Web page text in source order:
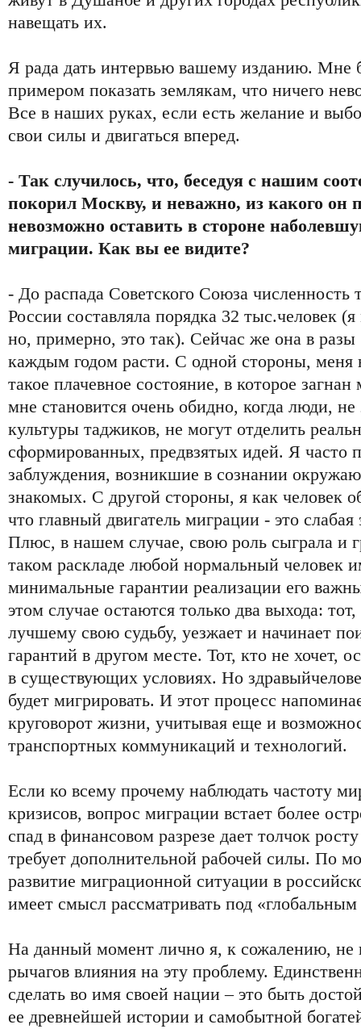
навещать их.
Я рада дать интервью вашему изданию. Мне
примером показать землякам, что ничего
Все в наших руках, если есть желание и
свои силы и двигаться вперед.
- Так случилось, что, беседуя с нашим
покорил Москву, и неважно, из какого он
невозможно оставить в стороне
миграции. Как вы ее видите?
- До распада Советского Союза численность
России составляла порядка 32 тыс.человек
но, примерно, это так). Сейчас же она в
каждым годом расти. С одной стороны, меня
такое плачевное состояние, в которое
мне становится очень обидно, когда люди,
культуры таджиков, не могут отделить
сформированных, предвзятых идей. Я часто
заблуждения, возникшие в сознании
знакомых. С другой стороны, я как человек
что главный двигатель миграции - это слабая
Плюс, в нашем случае, свою роль сыграла и
таком раскладе любой нормальный человек
минимальные гарантии реализации его
этом случае остаются только два выхода:
лучшему свою судьбу, уезжает и начинает
гарантий в другом месте. Тот, кто не хочет,
в существующих условиях. Но
будет мигрировать. И этот процесс
круговорот жизни, учитывая еще и
транспортных коммуникаций и технологий.
Если ко всему прочему наблюдать частоту
кризисов, вопрос миграции встает более
спад в финансовом разрезе дает толчок
требует дополнительной рабочей силы. По
развитие миграционной ситуации в
имеет смысл рассматривать под
На данный момент лично я, к сожалению,
рычагов влияния на эту проблему.
сделать во имя своей нации – это быть
ее древнейшей истории и самобытной